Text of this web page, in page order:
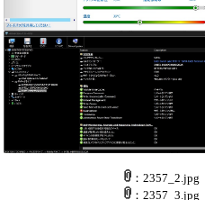
：2357_2.jpg
：2357_3.jpg